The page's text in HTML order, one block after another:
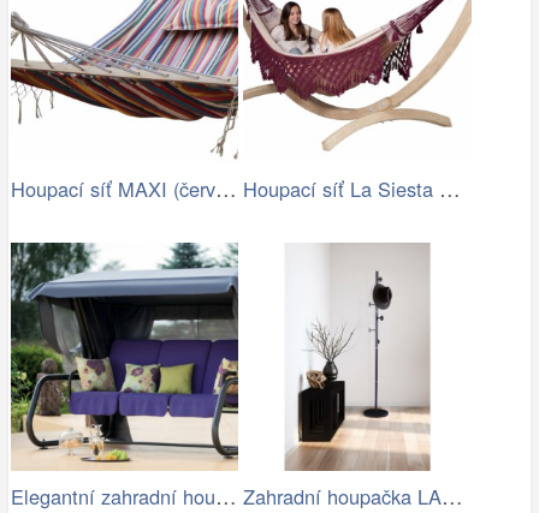
Houpací síť MAXI (červená) | Jena… Houpací síť La Siesta Bossanova Family …
Elegantní zahradní houpačka VENEZIA Zahradní houpačka LAMIA Tempo Kondela